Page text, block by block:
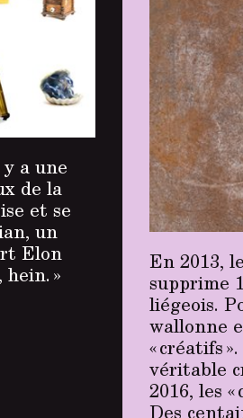
a une
de la
et se
un
Elon
»
En 2013,
supprime
liégeois.
wallonne
« créatifs
véritable
2016, les
Des